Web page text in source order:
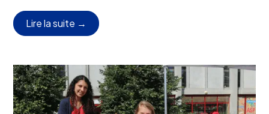
Lire la suite →